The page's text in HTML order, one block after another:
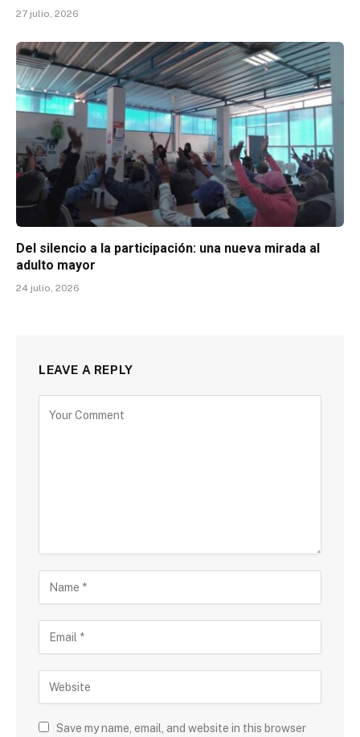
27 julio, 2026
Del silencio a la participación: una nueva mirada al
adulto mayor
24 julio, 2026
LEAVE A REPLY
Save my name, email, and website in this browser